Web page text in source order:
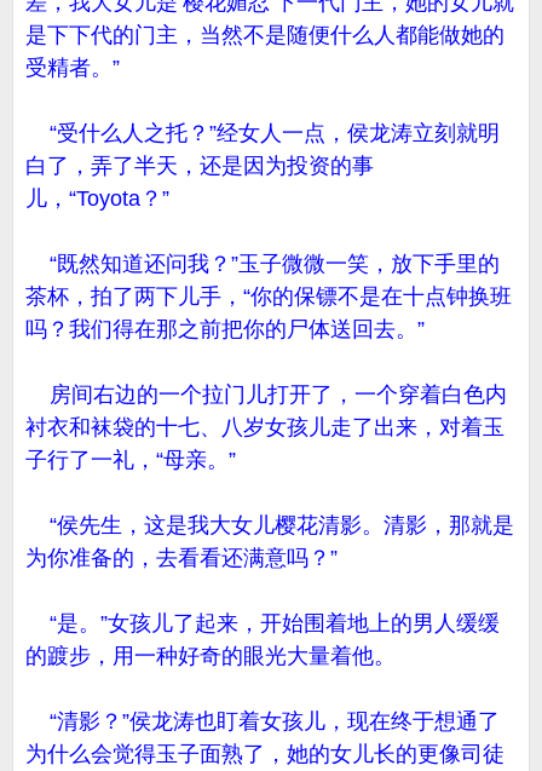
是下下代的门主，当然不是随便什么人都能做她的
受精者。”
“受什么人之托？”经女人一点，侯龙涛立刻就明
白了，弄了半天，还是因为投资的事
儿，“Toyota？”
“既然知道还问我？”玉子微微一笑，放下手里的
茶杯，拍了两下儿手，“你的保镖不是在十点钟换班
吗？我们得在那之前把你的尸体送回去。”
房间右边的一个拉门儿打开了，一个穿着白色内
衬衣和袜袋的十七、八岁女孩儿走了出来，对着玉
子行了一礼，“母亲。”
“侯先生，这是我大女儿樱花清影。清影，那就是
为你准备的，去看看还满意吗？”
“是。”女孩儿了起来，开始围着地上的男人缓缓
的踱步，用一种好奇的眼光大量着他。
“清影？”侯龙涛也盯着女孩儿，现在终于想通了
为什么会觉得玉子面熟了，她的女儿长的更像司徒